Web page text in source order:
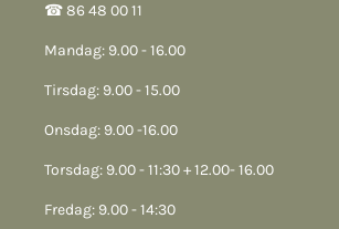
☎︎ 86 48 00 11
Mandag: 9.00 - 16.00
Tirsdag: 9.00 - 15.00
Onsdag: 9.00 -16.00
Torsdag: 9.00 - 11:30 + 12.00- 16.00
Fredag: 9.00 - 14:30